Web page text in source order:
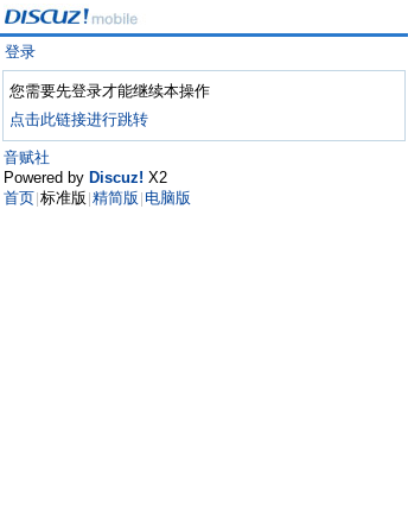
登录
您需要先登录才能继续本操作
点击此链接进行跳转
音赋社
Powered by Discuz! X2
首页 标准版 精简版 电脑版